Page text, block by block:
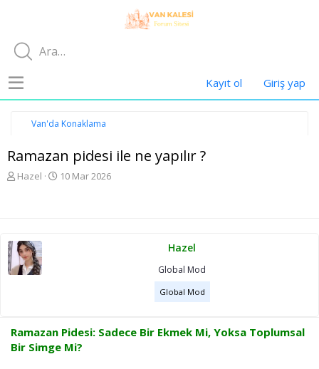
Kayıt ol Giriş yap
Van'da Konaklama
Ramazan pidesi ile ne yapılır ?
K
u
b
a
ş
a
n
Hazel
B
i
10 Mar 2026
Hazel
Global Mod
Global Mod
Ramazan Pidesi: Sadece Bir Ekmek Mi, Yoksa Toplumsal
Bir Simge Mi?